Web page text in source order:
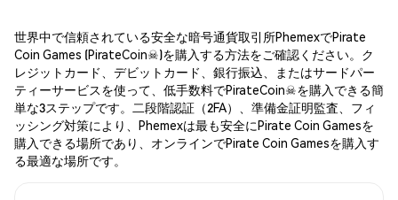
世界中で信頼されている安全な暗号通貨取引所PhemexでPirate
Coin Games (PirateCoin☠)を購入する方法をご確認ください。ク
レジットカード、デビットカード、銀行振込、またはサードパー
ティーサービスを使って、低手数料でPirateCoin☠を購入できる簡
単な3ステップです。二段階認証（2FA）、準備金証明監査、フィ
ッシング対策により、Phemexは最も安全にPirate Coin Gamesを
購入できる場所であり、オンラインでPirate Coin Gamesを購入す
る最適な場所です。